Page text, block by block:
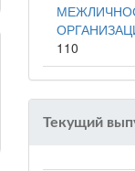
110
Текущий